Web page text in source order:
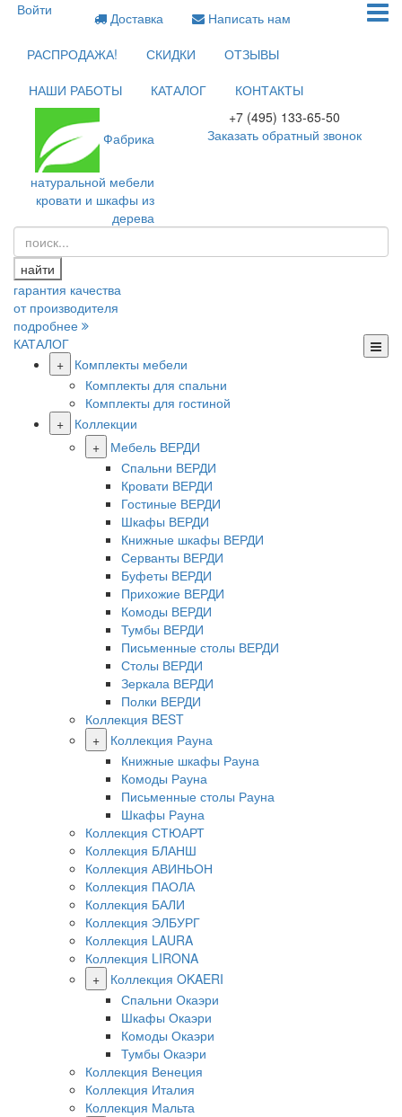
Войти Доставка
Написать нам
РАСПРОДАЖА!
СКИДКИ
ОТЗЫВЫ
НАШИ РАБОТЫ
КАТАЛОГ КОНТАКТЫ
Фабрика
натуральной мебели
кровати и шкафы из
дерева
+7 (495) 133-65-50
Заказать обратный звонок
найти
гарантия качества
от производителя
подробнее
КАТАЛОГ
+
Комплекты мебели
Комплекты для спальни
Комплекты для гостиной
+
Коллекции
+
Мебель ВЕРДИ
Спальни ВЕРДИ
Кровати ВЕРДИ
Гостиные ВЕРДИ
Шкафы ВЕРДИ
Книжные шкафы ВЕРДИ
Серванты ВЕРДИ
Буфеты ВЕРДИ
Прихожие ВЕРДИ
Комоды ВЕРДИ
Тумбы ВЕРДИ
Письменные столы ВЕРДИ
Столы ВЕРДИ
Зеркала ВЕРДИ
Полки ВЕРДИ
Коллекция BEST
+
Коллекция Рауна
Книжные шкафы Рауна
Комоды Рауна
Письменные столы Рауна
Шкафы Рауна
Коллекция СТЮАРТ
Коллекция БЛАНШ
Коллекция АВИНЬОН
Коллекция ПАОЛА
Коллекция БАЛИ
Коллекция ЭЛБУРГ
Коллекция LAURA
Коллекция LIRONA
+
Коллекция OKAERI
Спальни Окаэри
Шкафы Окаэри
Комоды Окаэри
Тумбы Окаэри
Коллекция Венеция
Коллекция Италия
Коллекция Мальта